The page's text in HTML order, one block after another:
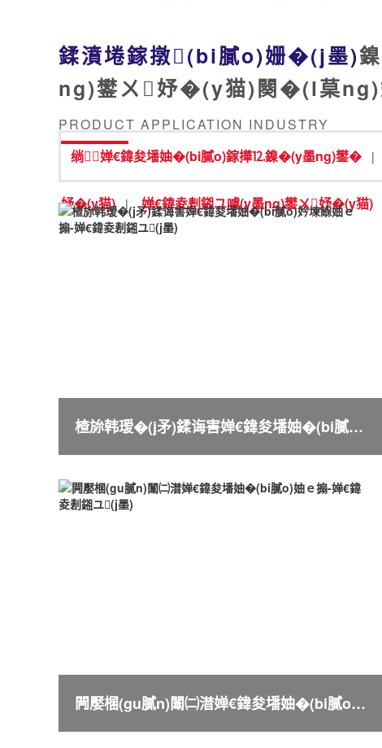
鍒濆埢鎵撴(bi膩o)姗�(j墨)
ng)鐢ㄨ妤�(y猫)闋�(l菒
PRODUCT APPLICATION INDUSTRY
绱婵€鍏夋墦妯�(bi膩o)鎵撶⒓鎳�(y墨ng)鐢�
|
妤�(y猫) | 婵€鍏夌剨鎺ユ噳(y墨ng)鐢ㄨ妤�(y猫)
楂旀韩瑷�(j矛)鍒诲害婵€鍏夋墦妯�(bi膩o)妗堜緥妯ｅ搧
闁嬮棞(gu膩n)闈㈡澘婵€鍏夋墦妯�(bi膩o)妯ｅ搧